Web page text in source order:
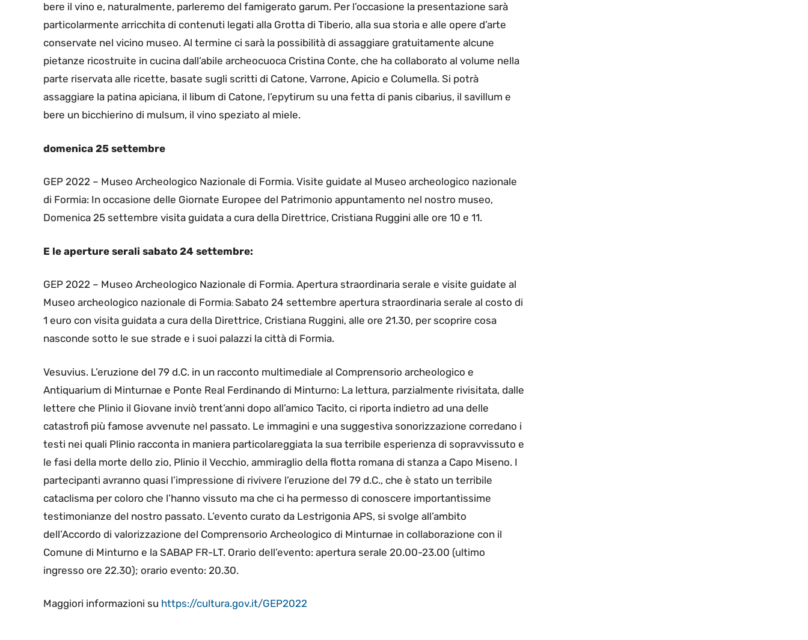
bere il vino e, naturalmente, parleremo del famigerato garum. Per l’occasione la presentazione sarà
particolarmente arricchita di contenuti legati alla Grotta di Tiberio, alla sua storia e alle opere d’arte
conservate nel vicino museo. Al termine ci sarà la possibilità di assaggiare gratuitamente alcune
pietanze ricostruite in cucina dall’abile archeocuoca Cristina Conte, che ha collaborato al volume nella
parte riservata alle ricette, basate sugli scritti di Catone, Varrone, Apicio e Columella. Si potrà
assaggiare la patina apiciana, il libum di Catone, l’epytirum su una fetta di panis cibarius, il savillum e
bere un bicchierino di mulsum, il vino speziato al miele.
domenica 25 settembre
GEP 2022 – Museo Archeologico Nazionale di Formia. Visite guidate al Museo archeologico nazionale
di Formia: In occasione delle Giornate Europee del Patrimonio appuntamento nel nostro museo,
Domenica 25 settembre visita guidata a cura della Direttrice, Cristiana Ruggini alle ore 10 e 11.
E le aperture serali sabato 24 settembre:
GEP 2022 – Museo Archeologico Nazionale di Formia. Apertura straordinaria serale e visite guidate al
Museo archeologico nazionale di Formia: Sabato 24 settembre apertura straordinaria serale al costo di
1 euro con visita guidata a cura della Direttrice, Cristiana Ruggini, alle ore 21.30, per scoprire cosa
nasconde sotto le sue strade e i suoi palazzi la città di Formia.
Vesuvius. L’eruzione del 79 d.C. in un racconto multimediale al Comprensorio archeologico e
Antiquarium di Minturnae e Ponte Real Ferdinando di Minturno: La lettura, parzialmente rivisitata, dalle
lettere che Plinio il Giovane inviò trent’anni dopo all’amico Tacito, ci riporta indietro ad una delle
catastrofi più famose avvenute nel passato. Le immagini e una suggestiva sonorizzazione corredano i
testi nei quali Plinio racconta in maniera particolareggiata la sua terribile esperienza di sopravvissuto e
le fasi della morte dello zio, Plinio il Vecchio, ammiraglio della flotta romana di stanza a Capo Miseno. I
partecipanti avranno quasi l’impressione di rivivere l’eruzione del 79 d.C., che è stato un terribile
cataclisma per coloro che l’hanno vissuto ma che ci ha permesso di conoscere importantissime
testimonianze del nostro passato. L’evento curato da Lestrigonia APS, si svolge all’ambito
dell’Accordo di valorizzazione del Comprensorio Archeologico di Minturnae in collaborazione con il
Comune di Minturno e la SABAP FR-LT. Orario dell’evento: apertura serale 20.00-23.00 (ultimo
ingresso ore 22.30); orario evento: 20.30.
Maggiori informazioni su https://cultura.gov.it/GEP2022